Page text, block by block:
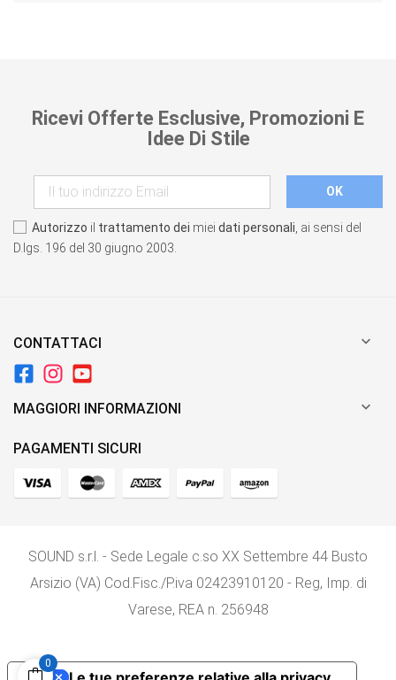
Ricevi Offerte Esclusive, Promozioni E
Idee Di Stile
Autorizzo il trattamento dei miei dati personali , ai sensi del
D.lgs. 196 del 30 giugno 2003.
CONTATTACI 
MAGGIORI INFORMAZIONI 
PAGAMENTI SICURI
SOUND s.r.l. - Sede Legale c.so XX Settembre 44 Busto
Arsizio (VA) Cod.Fisc./P.iva 02423910120 - Reg, Imp. di
Varese, REA n. 256948
0